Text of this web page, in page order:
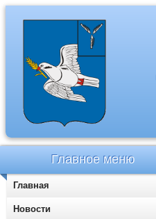
Главное меню
Главная
Новости